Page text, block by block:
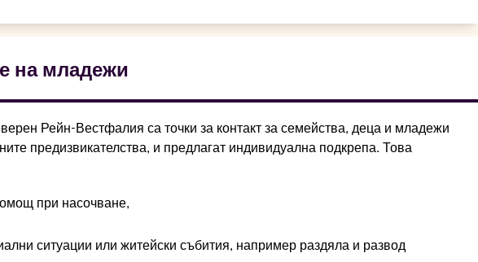
на младежи
Рейн-Вестфалия са точки за контакт за семейства, деца и младежи
предизвикателства, и предлагат индивидуална подкрепа. Това
при насочване,
ситуации или житейски събития, например раздяла и развод